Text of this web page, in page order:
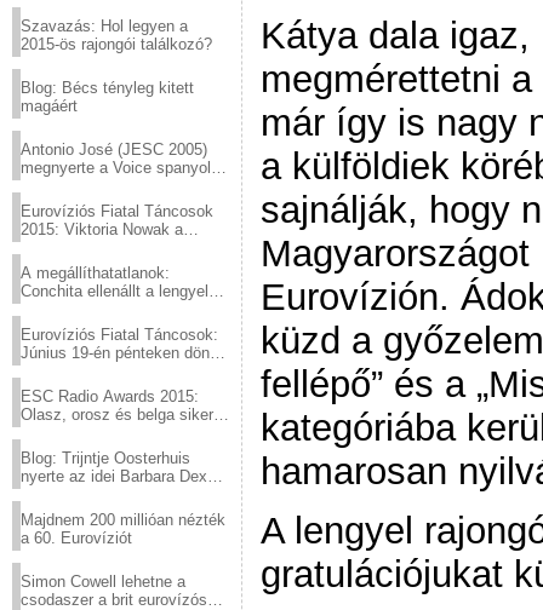
Szavazás: Hol legyen a
2015-ös rajongói találkozó?
Blog: Bécs tényleg kitett
magáért
Antonio José (JESC 2005)
megnyerte a Voice spanyol
Eurovíziós Fiatal Táncosok
2015: Viktoria Nowak a
A megállíthatatlanok:
Conchita ellenállt a lengyel
Eurovíziós Fiatal Táncosok:
Június 19-én pénteken döntő
ESC Radio Awards 2015:
Olasz, orosz és belga siker,
Blog: Trijntje Oosterhuis
nyerte az idei Barbara Dex
Majdnem 200 millióan nézték
a 60. Eurovíziót
Simon Cowell lehetne a
csodaszer a brit eurovízós
Kátya dala
megmérettetni
már így is nagy
a külföldiek
sajnálják, hogy
Eurovízión.
küzd a
fellépő” és a
kategóriába
hamarosan
A lengyel
gratulációjukat